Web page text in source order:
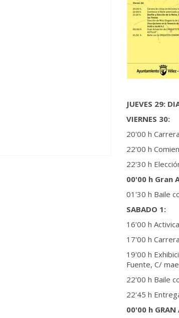
JUEVES 29:
VIERNES 30:
20'00 h
22'00 h
22'30 h
00'00 h Gran
01'30 h Baile
SABADO 1:
16'00 h
17'00 h
19'00 h
Fuente, C/
22'00 h Baile
22'45 h
00'00 h GRAN